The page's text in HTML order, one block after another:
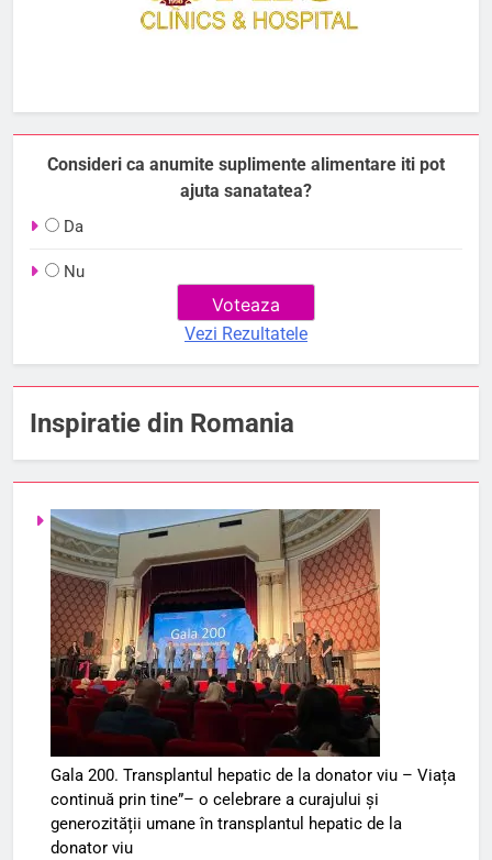
Consideri ca anumite suplimente alimentare iti pot
ajuta sanatatea?
Da
Nu
Vezi Rezultatele
Inspiratie din Romania
Gala 200. Transplantul hepatic de la donator viu – Viața
continuă prin tine”– o celebrare a curajului și
generozității umane în transplantul hepatic de la
donator viu